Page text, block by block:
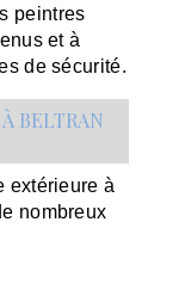
peintres
et à
de sécurité.
BELTRAN
extérieure à
nombreux